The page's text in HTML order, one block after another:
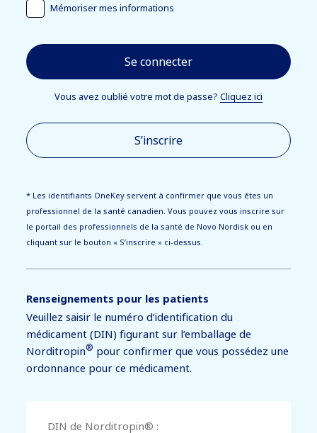
Mémoriser mes informations
Se connecter
Vous avez oublié votre mot de passe? Cliquez ici
S’inscrire
* Les identifiants OneKey servent à confirmer que vous êtes un
professionnel de la santé canadien. Vous pouvez vous inscrire sur
le portail des professionnels de la santé de Novo Nordisk ou en
cliquant sur le bouton « S’inscrire » ci-dessus.
Renseignements pour les patients
Veuillez saisir le numéro d’identification du
médicament (DIN) figurant sur l’emballage de
Norditropin® pour confirmer que vous possédez une
ordonnance pour ce médicament.